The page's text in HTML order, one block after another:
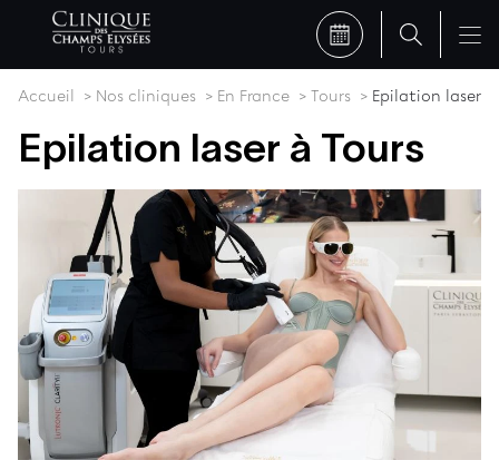
Accueil Nos cliniques En France Tours Epilation laser
Epilation laser à Tours